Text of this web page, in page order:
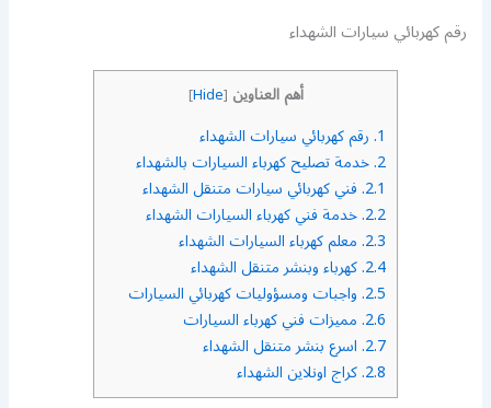
رقم كهربائي سيارات الشهداء
أهم العناوين [
Hide
]
1. رقم كهربائي سيارات الشهداء
2. خدمة تصليح كهرباء السيارات بالشهداء
2.1. فني كهربائي سيارات متنقل الشهداء
2.2. خدمة فني كهرباء السيارات الشهداء
2.3. معلم كهرباء السيارات الشهداء
2.4. كهرباء وبنشر متنقل الشهداء
2.5. واجبات ومسؤوليات كهربائي السيارات
2.6. مميزات فني كهرباء السيارات
2.7. اسرع بنشر متنقل الشهداء
2.8. كراج اونلاين الشهداء